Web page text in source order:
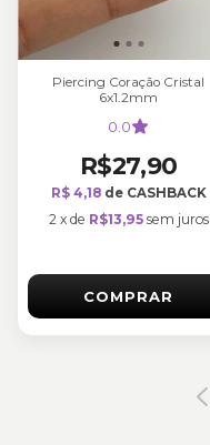
Piercing Coração Cristal
6x1.2mm
0.0
R$27,90
R$ 4,18de CASHBACK
2 x de R$13,95 sem juros
COMPRAR